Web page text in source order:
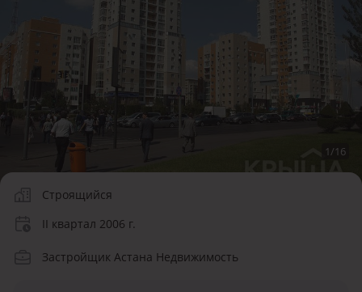
1/16
Строящийся
II квартал 2006 г.
Застройщик Астана Недвижимость